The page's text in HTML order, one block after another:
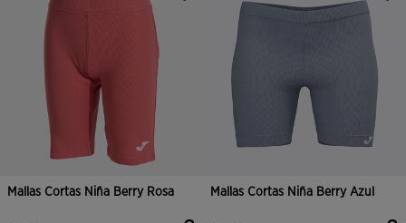
Mallas Cortas Niña Berry Rosa Mallas Cortas Niña Berry Azul